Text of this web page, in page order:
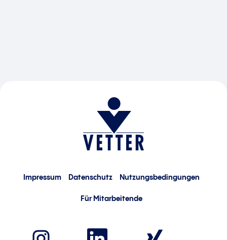
Impressum Datenschutz Nutzungsbedingungen
Für Mitarbeitende
W
W